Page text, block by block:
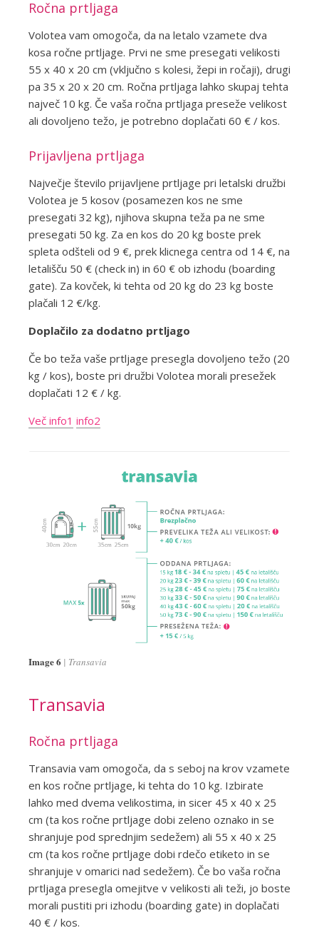
Ročna prtljaga
Volotea vam omogoča, da na letalo vzamete dva
kosa ročne prtljage. Prvi ne sme presegati velikosti
55 x 40 x 20 cm (vključno s kolesi, žepi in ročaji), drugi
pa 35 x 20 x 20 cm. Ročna prtljaga lahko skupaj tehta
največ 10 kg. Če vaša ročna prtljaga preseže velikost
ali dovoljeno težo, je potrebno doplačati 60 € / kos.
Prijavljena prtljaga
Največje število prijavljene prtljage pri letalski družbi
Volotea je 5 kosov (posamezen kos ne sme
presegati 32 kg), njihova skupna teža pa ne sme
presegati 50 kg. Za en kos do 20 kg boste prek
spleta odšteli od 9 €, prek klicnega centra od 14 €, na
letališču 50 € (check in) in 60 € ob izhodu (boarding
gate). Za kovček, ki tehta od 20 kg do 23 kg boste
plačali 12 €/kg.
Doplačilo za dodatno prtljago
Če bo teža vaše prtljage presegla dovoljeno težo (20
kg / kos), boste pri družbi Volotea morali presežek
doplačati 12 € / kg.
Več info1 info2
Image 6 Transavia
Transavia
Ročna prtljaga
Transavia vam omogoča, da s seboj na krov vzamete
en kos ročne prtljage, ki tehta do 10 kg. Izbirate
lahko med dvema velikostima, in sicer 45 x 40 x 25
cm (ta kos ročne prtljage dobi zeleno oznako in se
shranjuje pod sprednjim sedežem) ali 55 x 40 x 25
cm (ta kos ročne prtljage dobi rdečo etiketo in se
shranjuje v omarici nad sedežem). Če bo vaša ročna
prtljaga presegla omejitve v velikosti ali teži, jo boste
morali pustiti pri izhodu (boarding gate) in doplačati
40 € / kos.